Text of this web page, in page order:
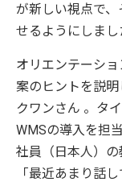
が新しい視点で
せるようにしまし
オリエンテーシ
案のヒントを説
クワンさん 。タ
WMSの導入を担
社員（日本人）の
「最近あまり話